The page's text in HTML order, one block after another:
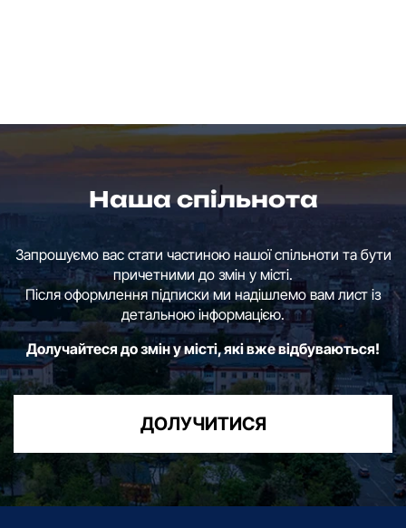
Наша спільнота
Запрошуємо вас стати частиною нашої спільноти та бути
причетними до змін у місті.
Після оформлення підписки ми надішлемо вам лист із
детальною інформацією.
Долучайтеся до змін у місті, які вже відбуваються!
ДОЛУЧИТИСЯ